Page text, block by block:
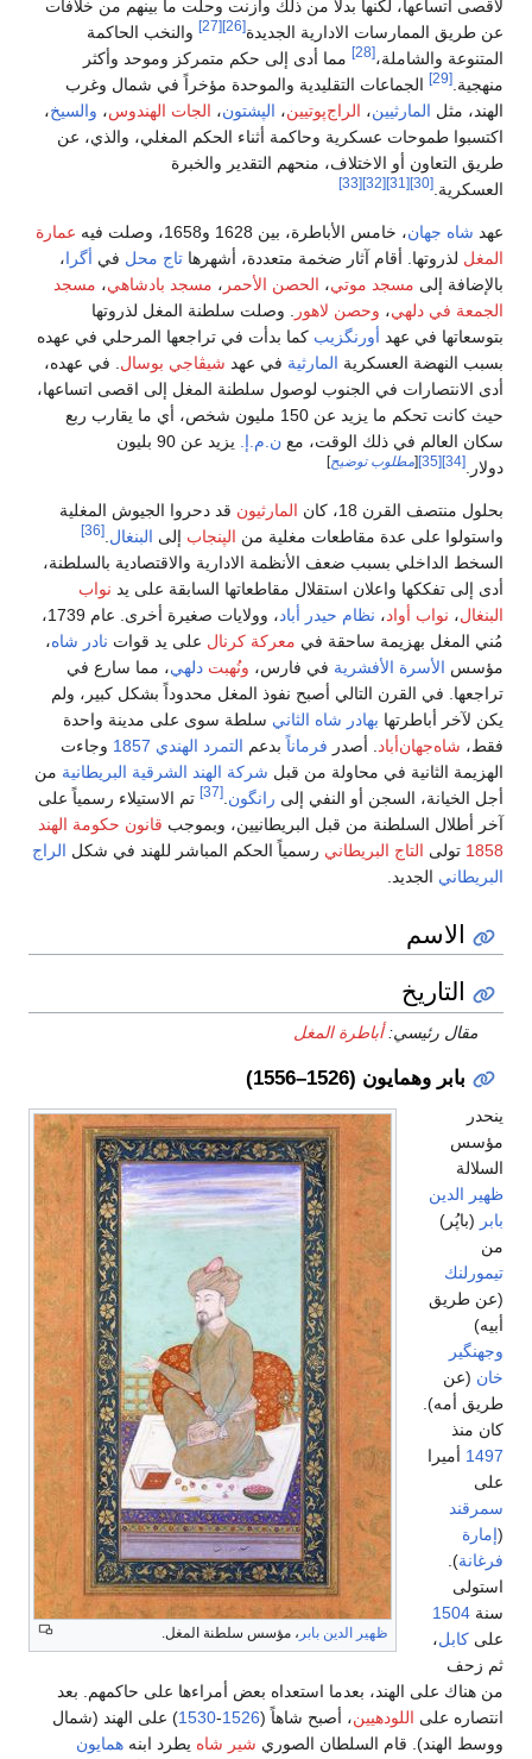
لكنها بدلاً من ذلك وازنت وحلت ما بينهم من خلافات
الادارية الجديدة[26]
والنخب الحاكمة
مما أدى إلى حكم متمركز وموحد وأكثر
الجماعات التقليدية والموحدة مؤخراً في شمال وغرب
المارثيين ،الراج‌پوتيين،الپشتون،الجات الهندوس،والسيخ،
عسكرية وحاكمة أثناء الحكم المغلي، والذي، عن
أو الاختلاف، منحهم التقدير والخبرة
، خامس الأباطرة، بين 1628 و1658، وصلت فيه
عمارة
أقام آثار ضخمة متعددة، أشهرهاتاج محلفي أگرا ،
مسجد موتي ، الحصن الأحمر ،مسجد بادشاهي،مسجد
دلهي،وحصن لاهور. وصلت سلطنة المغل لذروتها
في عهدأورنگزيب كما بدأت في تراجعها المرحلي في عهده
العسكريةالمارثيةفي عهدشيڤاجي بوسال. في عهده،
في الجنوب لوصول سلطنة المغل إلى اقصى اتساعها،
حيث كانت تحكم ما يزيد عن 150 مليون شخص، أي ما يقارب ربع
في ذلك الوقت، معن.م.إ. يزيد عن 90 بليون
مطلوب توضيح]
18، كان المارثيون قد دحروا الجيوش المغلية
على عدة مقاطعات مغلية منالپنجابإلىالبنغال.
بسبب ضعف الأنظمة الادارية والاقتصادية بالسلطنة،
واعلان استقلال مقاطعاتها السابقة على يدنواب
أواد،نظام حيدر أباد
، وولايات صغيرة أخرى. عام 1739،
بهزيمة ساحقة فيمعركة كرنالعلى يد قوات نادر شاه،
الأفشريةفي فارس،ونُهبت دلهي ، مما سارع في
القرن التالي أصبح نفوذ المغل محدوداً بشكل كبير، ولم
بهادر شاه الثانيسلطة سوى على مدينة واحدة
. أصدرفرماناًبدعمالتمرد الهندي 1857
وجاءت
في محاولة من قبلشركة الهند الشرقية البريطانية من
السجن أو النفي إلىرانگون.
تم الاستيلاء رسمياً على
السلطنة من قبل البريطانيين، وبموجبقانون حكومة الهند
التاج البريطانيرسمياً الحكم المباشر للهند في شكلالراج
أباطرة المغل
(1526–1556)
ظهير الدين بابر ، مؤسس سلطنة المغل.
الهند، بعدما استعداه بعض أمراءها على حاكمهم. بعد
اللودهيين ، أصبح شاهاً (1526
-
1530) على الهند (شمال
قام السلطان الصوريشير شاهيطرد ابنههمايون